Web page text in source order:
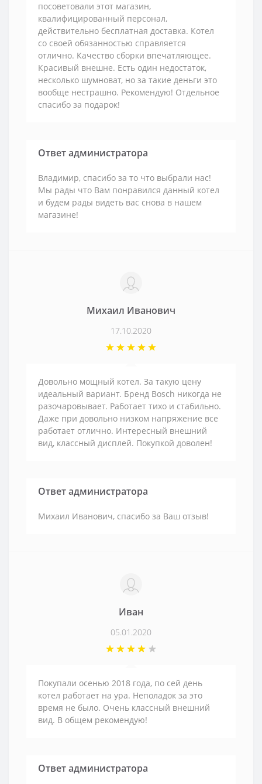
посоветовали этот магазин,
квалифицированный персонал,
действительно бесплатная доставка. Котел
со своей обязанностью справляется
отлично. Качество сборки впечатляющее.
Красивый внешне. Есть один недостаток,
несколько шумноват, но за такие деньги это
вообще нестрашно. Рекомендую! Отдельное
спасибо за подарок!
Ответ администратора
Владимир, спасибо за то что выбрали нас!
Мы рады что Вам понравился данный котел
и будем рады видеть вас снова в нашем
магазине!
Михаил Иванович
17.10.2020
Довольно мощный котел. За такую цену
идеальный вариант. Бренд Bosch никогда не
разочаровывает. Работает тихо и стабильно.
Даже при довольно низком напряжение все
работает отлично. Интересный внешний
вид, классный дисплей. Покупкой доволен!
Ответ администратора
Михаил Иванович, спасибо за Ваш отзыв!
Иван
05.01.2020
Покупали осенью 2018 года, по сей день
котел работает на ура. Неполадок за это
время не было. Очень классный внешний
вид. В общем рекомендую!
Ответ администратора